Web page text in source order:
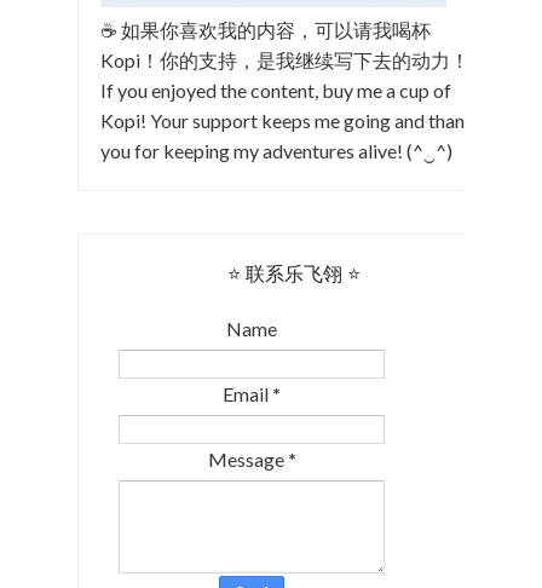
☕ 如果你喜欢我的内容，可以请我喝杯
Kopi！你的支持，是我继续写下去的动力！
If you enjoyed the content, buy me a cup of
Kopi! Your support keeps me going and thank
you for keeping my adventures alive! (^‿^)
⭐ 联系乐飞翎 ⭐
Name
Email *
Message *